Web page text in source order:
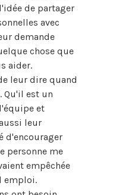
de partager
avec
demande
chose que
aider.
leur dire quand
Qu'il est un
et
leur
d'encourager
personne me
empêchée
emploi.